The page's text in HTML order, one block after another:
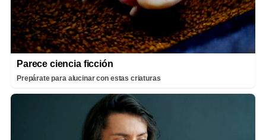
Parece ciencia ficción
Prepárate para alucinar con estas criaturas